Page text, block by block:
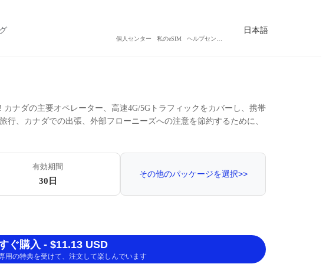
個人センター 私のeSIM
日本語
ナダの主要オペレーター、高速4G/5Gトラフィックをカバーし、携帯
行、カナダでの出張、外部フローニーズへの注意を節約するために、
有効期間
30日
その他のパッケージを選択>>
ぐ購入 - $11.13 USD
用の特典を受けて、注文して楽しんでいます